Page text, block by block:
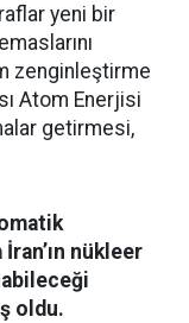
yeni bir
zenginleştirme
Atom Enerjisi
getirmesi,
nükleer
oldu.